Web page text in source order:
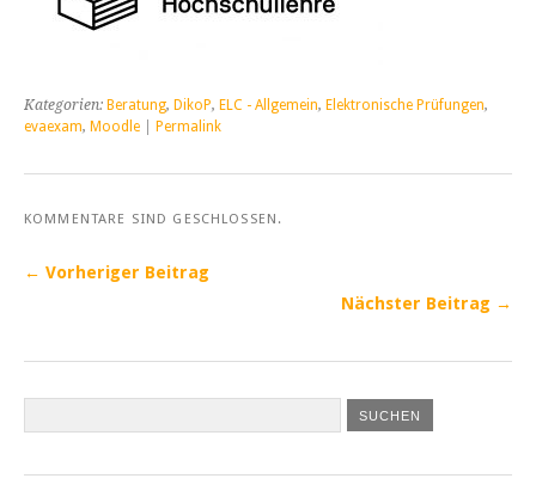
Kategorien: Beratung, DikoP, ELC - Allgemein, Elektronische Prüfungen,
evaexam, Moodle Permalink
KOMMENTARE SIND GESCHLOSSEN.
← Vorheriger Beitrag
Nächster Beitrag →